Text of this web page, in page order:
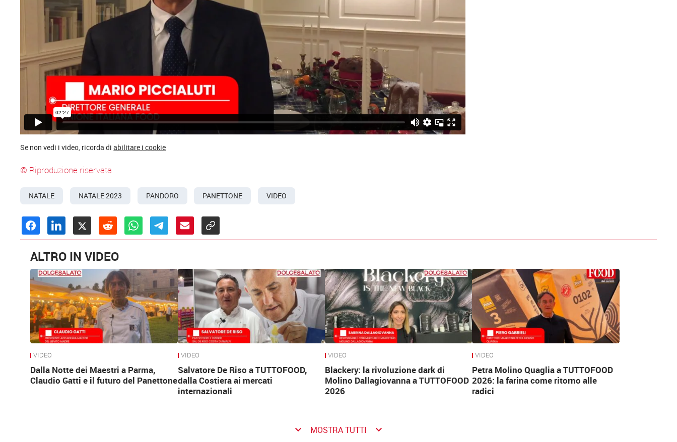
Se non vedi i video, ricorda diabilitare i cookie
© Riproduzione riservata
NATALE NATALE 2023 PANDORO PANETTONE VIDEO
ALTRO IN VIDEO
VIDEO
Dalla Notte dei Maestri a Parma,
Claudio Gatti e il futuro del Panettone
VIDEO
Salvatore De Riso a TUTTOFOOD,
dalla Costiera ai mercati
internazionali
VIDEO
Blackery: la rivoluzione dark di
Molino Dallagiovanna a TUTTOFOOD
2026
VIDEO
Petra Molino Quaglia a TUTTOFOOD
2026: la farina come ritorno alle
radici
keyboard_arrow_down MOSTRA TUTTI keyboard_arrow_down